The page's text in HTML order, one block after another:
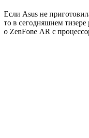
Если Asus не
то в сегодняшнем
о ZenFone AR с